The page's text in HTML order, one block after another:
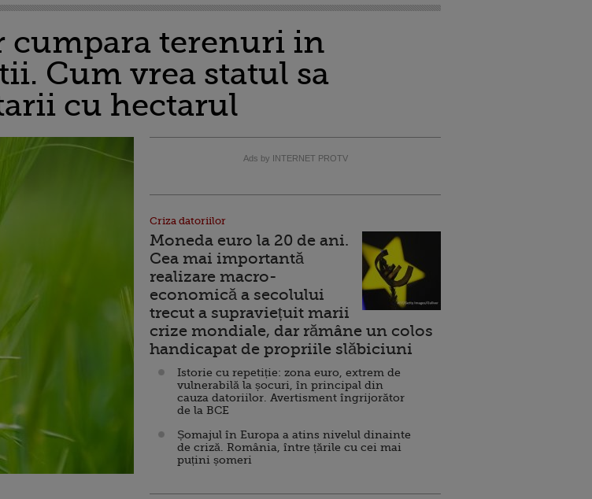
cumpara terenuri in
Cum vrea statul sa
cu hectarul
Ads by INTERNET PROTV
Criza datoriilor
Moneda euro la 20 de ani.
Cea mai importantă
realizare macro-
economică a secolului
trecut a supraviețuit marii
crize mondiale, dar rămâne un colos
handicapat de propriile slăbiciuni
Istorie cu repetiție: zona euro, extrem de
vulnerabilă la șocuri, în principal din
cauza datoriilor. Avertisment îngrijorător
de la BCE
Șomajul în Europa a atins nivelul dinainte
de criză. România, între țările cu cei mai
puțini șomeri